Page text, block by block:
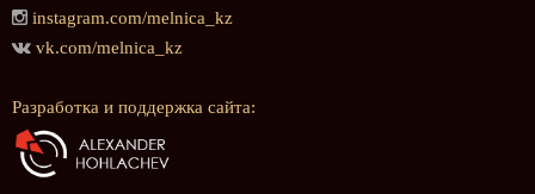
instagram.com/melnica_kz
vk.com/melnica_kz
Разработка и поддержка сайта: